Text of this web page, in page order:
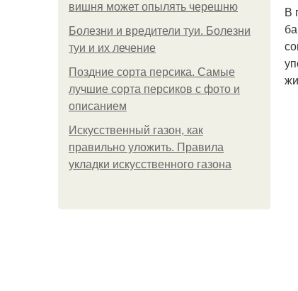
вишня может опылять черешню
Болезни и вредители туи. Болезни
туи и их лечение
Поздние сорта персика. Самые
лучшие сорта персиков с фото и
описанием
Искусственный газон, как
правильно уложить. Правила
укладки искусственного газона
В